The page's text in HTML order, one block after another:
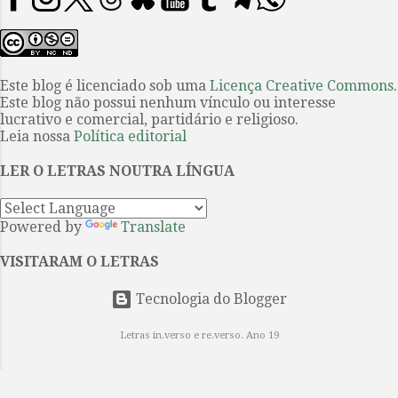
passado. Captam a história —
mítica, mitológica e fundacional —
por meio da sequência narrativa,
fórmulas que reiteram a posição e a
função de cada personagem e de
cada intercâmbio ritual. Aquiles é
“o de pés velozes”, Odisseu é
“ardiloso”. O primeiro é treinado
para a estratégia e a retórica.
Este blog é licenciado sob uma Licença Creative Commons.
Este blog não possui nenhum vínculo ou interesse
lucrativo e comercial, partidário e religioso.
Leia nossa Política editorial
LER O LETRAS NOUTRA LÍNGUA
Powered by Translate
VISITARAM O LETRAS
Tecnologia do Blogger
Letras in.verso e re.verso. Ano 19